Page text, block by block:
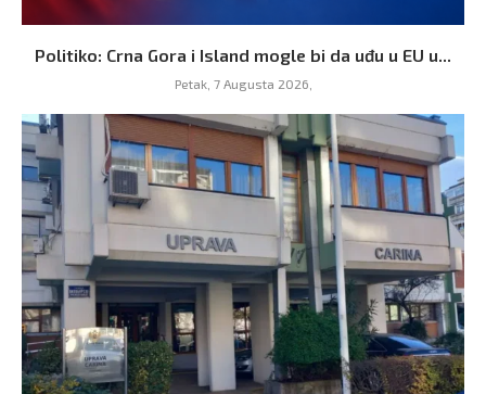
Politiko: Crna Gora i Island mogle bi da uđu u EU u...
Petak, 7 Augusta 2026,